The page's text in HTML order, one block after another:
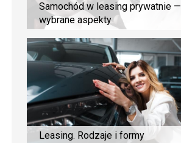
Samochód w leasing prywatnie —
wybrane aspekty
Leasing. Rodzaje i formy